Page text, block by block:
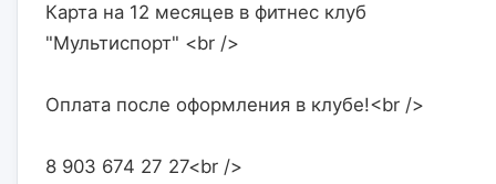
Карта на 12 месяцев в фитнес клуб
"Мультиспорт" <br />
Оплата после оформления в клубе!<br />
8 903 674 27 27<br />